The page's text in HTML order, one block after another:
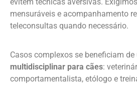
mensuráveis e acompanhamento
teleconsultas quando necessário.
Casos complexos se beneficiam de
multidisciplinar para cães:
comportamentalista, etólogo e